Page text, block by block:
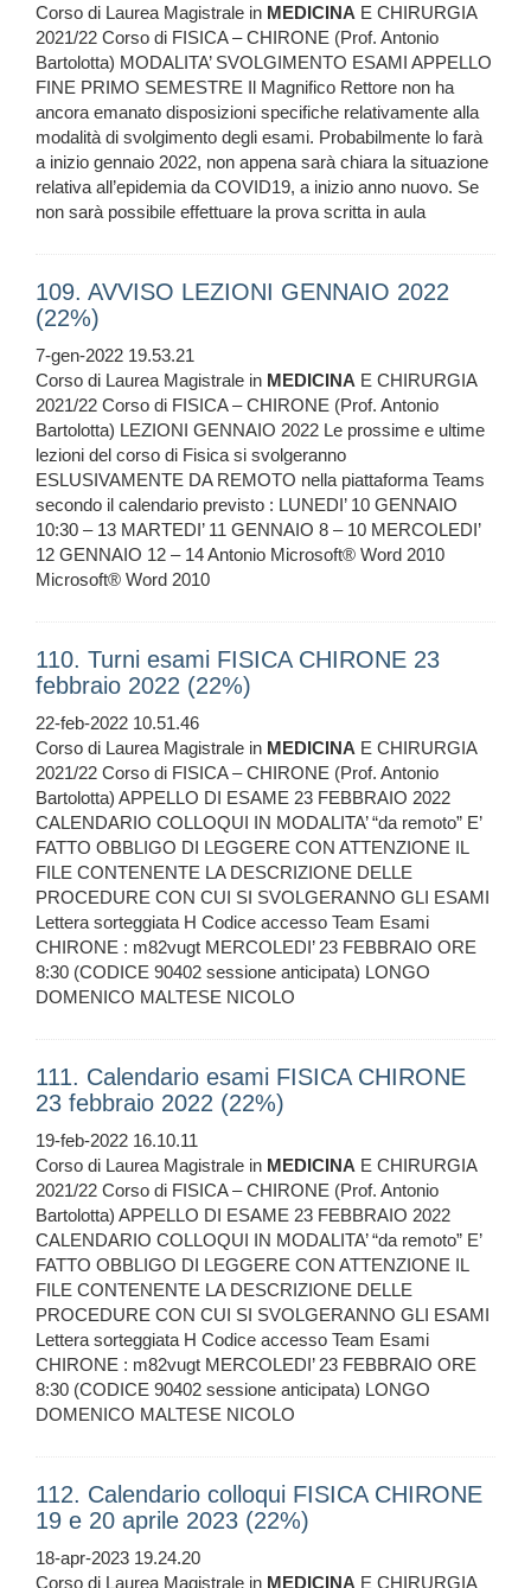
Corso di Laurea Magistrale in MEDICINA E CHIRURGIA
2021/22 Corso di FISICA – CHIRONE (Prof. Antonio
Bartolotta) MODALITA’ SVOLGIMENTO ESAMI APPELLO
FINE PRIMO SEMESTRE Il Magnifico Rettore non ha
ancora emanato disposizioni specifiche relativamente alla
modalità di svolgimento degli esami. Probabilmente lo farà
a inizio gennaio 2022, non appena sarà chiara la situazione
relativa all’epidemia da COVID19, a inizio anno nuovo. Se
non sarà possibile effettuare la prova scritta in aula
109. AVVISO LEZIONI GENNAIO 2022
(22%)
7-gen-2022 19.53.21
Corso di Laurea Magistrale in MEDICINA E CHIRURGIA
2021/22 Corso di FISICA – CHIRONE (Prof. Antonio
Bartolotta) LEZIONI GENNAIO 2022 Le prossime e ultime
lezioni del corso di Fisica si svolgeranno
ESLUSIVAMENTE DA REMOTO nella piattaforma Teams
secondo il calendario previsto : LUNEDI’ 10 GENNAIO
10:30 – 13 MARTEDI’ 11 GENNAIO 8 – 10 MERCOLEDI’
12 GENNAIO 12 – 14 Antonio Microsoft® Word 2010
Microsoft® Word 2010
110. Turni esami FISICA CHIRONE 23
febbraio 2022 (22%)
22-feb-2022 10.51.46
Corso di Laurea Magistrale in MEDICINA E CHIRURGIA
2021/22 Corso di FISICA – CHIRONE (Prof. Antonio
Bartolotta) APPELLO DI ESAME 23 FEBBRAIO 2022
CALENDARIO COLLOQUI IN MODALITA’ “da remoto” E’
FATTO OBBLIGO DI LEGGERE CON ATTENZIONE IL
FILE CONTENENTE LA DESCRIZIONE DELLE
PROCEDURE CON CUI SI SVOLGERANNO GLI ESAMI
Lettera sorteggiata H Codice accesso Team Esami
CHIRONE : m82vugt MERCOLEDI’ 23 FEBBRAIO ORE
8:30 (CODICE 90402 sessione anticipata) LONGO
DOMENICO MALTESE NICOLO
111. Calendario esami FISICA CHIRONE
23 febbraio 2022 (22%)
19-feb-2022 16.10.11
Corso di Laurea Magistrale in MEDICINA E CHIRURGIA
2021/22 Corso di FISICA – CHIRONE (Prof. Antonio
Bartolotta) APPELLO DI ESAME 23 FEBBRAIO 2022
CALENDARIO COLLOQUI IN MODALITA’ “da remoto” E’
FATTO OBBLIGO DI LEGGERE CON ATTENZIONE IL
FILE CONTENENTE LA DESCRIZIONE DELLE
PROCEDURE CON CUI SI SVOLGERANNO GLI ESAMI
Lettera sorteggiata H Codice accesso Team Esami
CHIRONE : m82vugt MERCOLEDI’ 23 FEBBRAIO ORE
8:30 (CODICE 90402 sessione anticipata) LONGO
DOMENICO MALTESE NICOLO
112. Calendario colloqui FISICA CHIRONE
19 e 20 aprile 2023 (22%)
18-apr-2023 19.24.20
Corso di Laurea Magistrale in MEDICINA E CHIRURGIA